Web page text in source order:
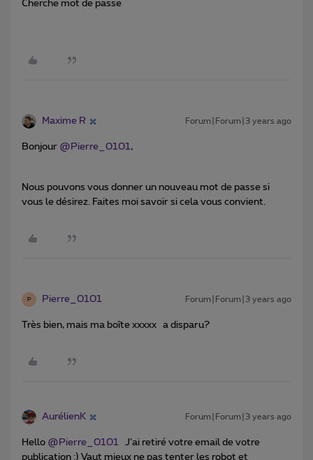
Cherche mot de passe
Maxime R Forum|Forum|3 years ago
Bonjour @Pierre_0101,
Nous pouvons vous donner un nouveau mot de passe si
vous le désirez. Faites moi savoir si cela vous convient.
P Pierre_0101 Forum|Forum|3 years ago
Très bien, mais ma boîte xxxxx a disparu?
AurélienK Forum|Forum|3 years ago
Hello @Pierre_0101 J’ai retiré votre email de votre
publication :) Vaut mieux ne pas tenter les robot et